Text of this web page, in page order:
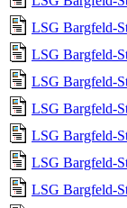
LSG Bargfeld-
LSG Bargfeld-
LSG Bargfeld-
LSG Bargfeld-
LSG Bargfeld-
LSG Bargfeld-
LSG Bargfeld-